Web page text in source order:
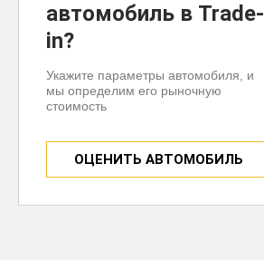
автомобиль в Trade-
in?
Укажите параметры автомобиля, и
мы определим его рыночную
стоимость
ОЦЕНИТЬ АВТОМОБИЛЬ